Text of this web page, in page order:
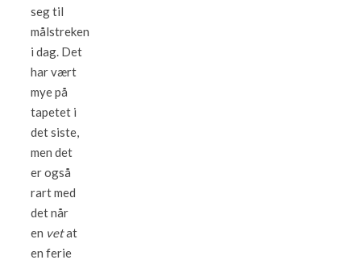
seg til
målstreken
i dag. Det
har vært
mye på
tapetet i
det siste,
men det
er også
rart med
det når
en vetat
en ferie